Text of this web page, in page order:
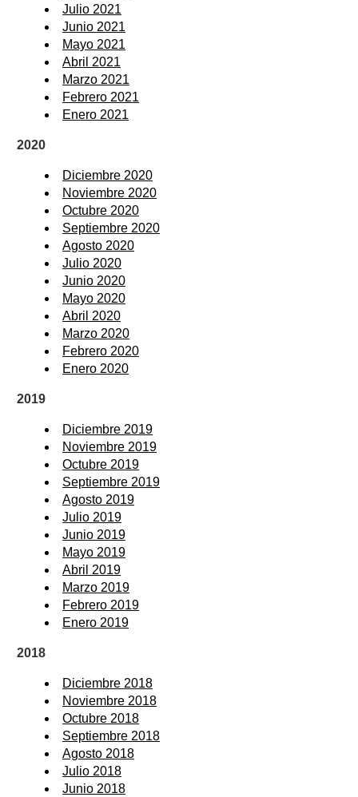
Julio 2021
Junio 2021
Mayo 2021
Abril 2021
Marzo 2021
Febrero 2021
Enero 2021
2020
Diciembre 2020
Noviembre 2020
Octubre 2020
Septiembre 2020
Agosto 2020
Julio 2020
Junio 2020
Mayo 2020
Abril 2020
Marzo 2020
Febrero 2020
Enero 2020
2019
Diciembre 2019
Noviembre 2019
Octubre 2019
Septiembre 2019
Agosto 2019
Julio 2019
Junio 2019
Mayo 2019
Abril 2019
Marzo 2019
Febrero 2019
Enero 2019
2018
Diciembre 2018
Noviembre 2018
Octubre 2018
Septiembre 2018
Agosto 2018
Julio 2018
Junio 2018